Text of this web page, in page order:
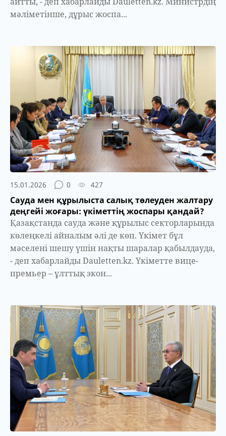
мәліметінше, дұрыс жоспа...
15.01.2026 0 427
Сауда мен құрылыста салық төлеуден жалтару
деңгейі жоғары: үкіметтің жоспары қандай?
Қазақстанда сауда және құрылыс секторларында
көлеңкелі айналым әлі де көп. Үкімет бұл
мәселені шешу үшін нақты шаралар қабылдауда,
- деп хабарлайды Dauletten.kz. Үкіметте вице-
премьер – ұлттық экон...